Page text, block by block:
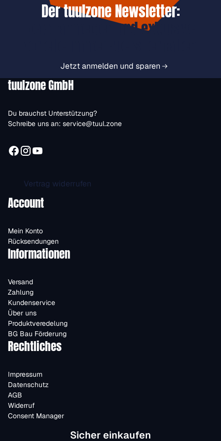
Der tuulzone Newsletter:
Jetzt anmelden und exklusive
Jetzt anmelden und sparen
tuulzone GmbH
Du brauchst Unterstützung?
Schreibe uns an: service@tuul.zone
Vertrag widerrufen
Account
Mein Konto
Rücksendungen
Informationen
Versand
Zahlung
Kundenservice
Über uns
Produktveredelung
BG Bau Förderung
Rechtliches
Impressum
Datenschutz
AGB
Widerruf
Consent Manager
Sicher einkaufen